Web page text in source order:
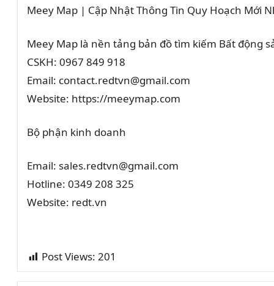
Meey Map | Cập Nhật Thông Tin Quy Hoạch Mới
Meey Map là nền tảng bản đồ tìm kiếm Bất động
CSKH: 0967 849 918
Email: contact.redtvn@gmail.com
Website: https://meeymap.com
Bộ phận kinh doanh
Email: sales.redtvn@gmail.com
Hotline: 0349 208 325
Website: redt.vn
Post Views: 201